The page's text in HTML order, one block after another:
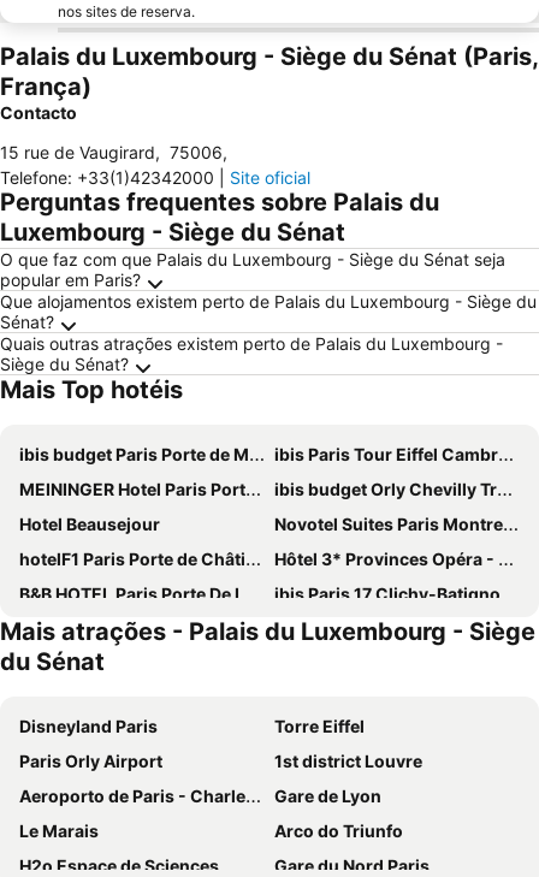
nos sites de reserva.
Palais du Luxembourg - Siège du Sénat (Paris,
França)
Contacto
15 rue de Vaugirard, 75006,
Telefone: +33(1)42342000 Site oficial
Perguntas frequentes sobre Palais du
Luxembourg - Siège du Sénat
O que faz com que Palais du Luxembourg - Siège du Sénat seja
popular em Paris?
Que alojamentos existem perto de Palais du Luxembourg - Siège du
Sénat?
Quais outras atrações existem perto de Palais du Luxembourg -
Siège du Sénat?
Mais Top hotéis
ibis budget Paris Porte de Montmartre
ibis Paris Tour Eiffel Cambronne 15ème
MEININGER Hotel Paris Porte De Vincennes
ibis budget Orly Chevilly Tram 7
Hotel Beausejour
Novotel Suites Paris Montreuil Vincennes
hotelF1 Paris Porte de Châtillon
Hôtel 3* Provinces Opéra - Vacances Bleues
B&B HOTEL Paris Porte De La Villette
ibis Paris 17 Clichy-Batignolles
ibis Budget Paris La Villette 19ème
Hôtel De Paris Opera
Hotel Eiffel Seine
Novotel Paris 17
Hôtel Rachel
Mercure Paris 19 Philharmonie La Villette
Exe Panorama
Comfort Hotel Paris Porte d'Ivry
Au Royal Mad
Novotel Paris Centre Gare Montparnasse
ibis Styles Paris Meteor Avenue d'Italie
Novotel Paris 14 Porte d'Orléans
Paris Rooms & Dreams Hotel
Mais atrações - Palais du Luxembourg - Siège
du Sénat
Disneyland Paris
Torre Eiffel
Paris Orly Airport
1st district Louvre
Aeroporto de Paris - Charles de Gaulle
Gare de Lyon
Le Marais
Arco do Triunfo
H2o Espace de Sciences
Gare du Nord Paris